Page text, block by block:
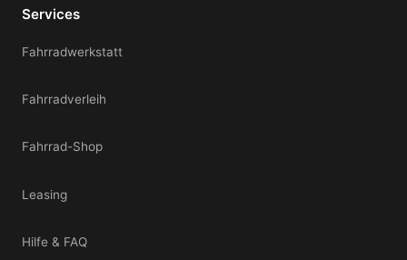
Services
Fahrradwerkstatt
Fahrradverleih
Fahrrad-Shop
Leasing
Hilfe & FAQ